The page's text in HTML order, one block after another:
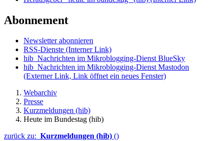
Abonnement
Newsletter abonnieren
RSS-Dienste (Interner Link)
hib_Nachrichten im Mikroblogging-Dienst BlueSky
hib_Nachrichten im Mikroblogging-Dienst Mastodon
(Externer Link, Link öffnet ein neues Fenster)
Webarchiv
Presse
Kurzmeldungen (hib)
Heute im Bundestag (hib)
zurück zu: Kurzmeldungen (hib) ()